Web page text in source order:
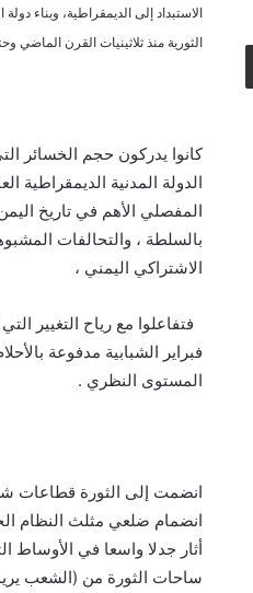
الاستبداد إلى الديمقراطية، وبناء
الثورية منذ ثلاثينيات القرن الماضي
كانوا يدركون حجم الخسائر
الدولة المدنية الديمقراطية
المفصلي الأهم في تاريخ
بالسلطة ، والتحالفات
الاشتراكي اليمني ،
فبراير الشبابية مدفوعة
المستوى النظري .
انضمت إلى الثورة قطاعات
انضمام ضلعي مثلث النظام
أثار جدلا واسعا في الأوساط
ساحات الثورة من (الشعب